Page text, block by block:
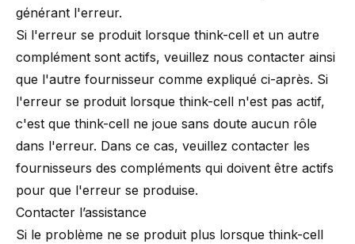
générant l'erreur.
Si l'erreur se produit lorsque think-cell et un autre
complément sont actifs, veuillez nous contacter ainsi
que l'autre fournisseur comme expliqué ci-après. Si
l'erreur se produit lorsque think-cell n'est pas actif,
c'est que think-cell ne joue sans doute aucun rôle
dans l'erreur. Dans ce cas, veuillez contacter les
fournisseurs des compléments qui doivent être actifs
pour que l'erreur se produise.
Contacter l’assistance
Si le problème ne se produit plus lorsque think-cell